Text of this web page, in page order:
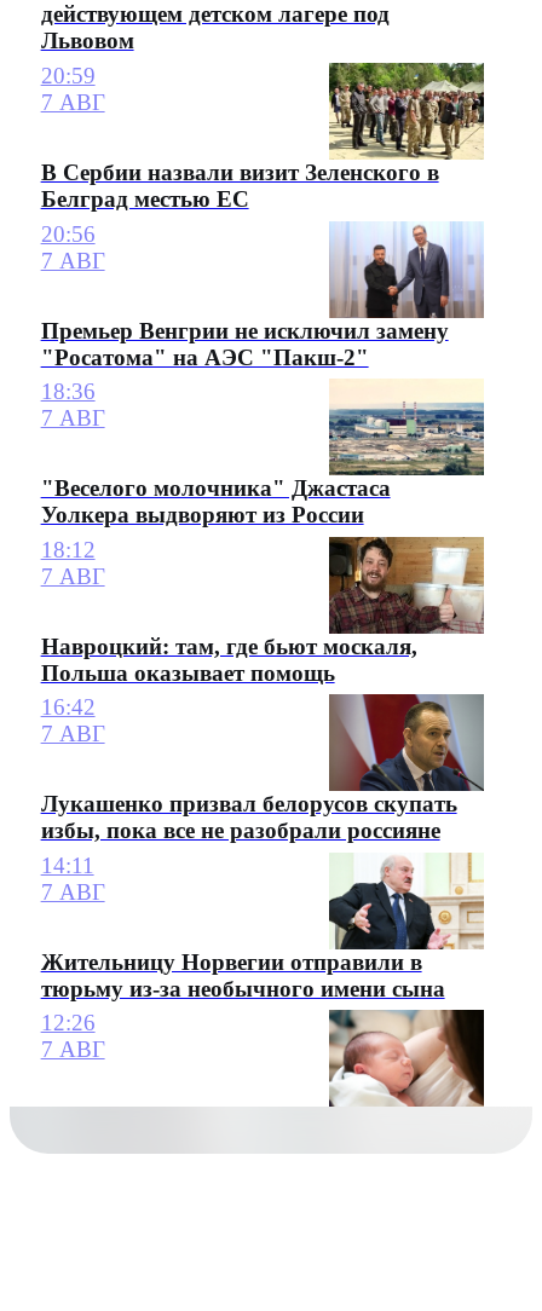
действующем детском лагере под
Львовом
20:59
7 АВГ
В Сербии назвали визит Зеленского в
Белград местью ЕС
20:56
7 АВГ
Премьер Венгрии не исключил замену
"Росатома" на АЭС "Пакш-2"
18:36
7 АВГ
"Веселого молочника" Джастаса
Уолкера выдворяют из России
18:12
7 АВГ
Навроцкий: там, где бьют москаля,
Польша оказывает помощь
16:42
7 АВГ
Лукашенко призвал белорусов скупать
избы, пока все не разобрали россияне
14:11
7 АВГ
Жительницу Норвегии отправили в
тюрьму из-за необычного имени сына
12:26
7 АВГ